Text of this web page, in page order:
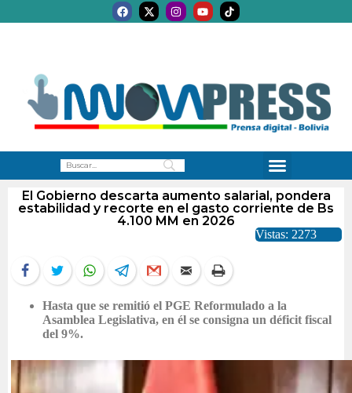
El Gobierno descarta aumento salarial, pondera
estabilidad y recorte en el gasto corriente de Bs
4.100 MM en 2026
Vistas: 2273
Hasta que se remitió el PGE Reformulado a la
Asamblea Legislativa, en él se consigna un déficit fiscal
del 9%.